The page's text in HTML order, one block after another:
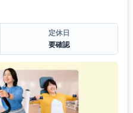
定休日
要確認